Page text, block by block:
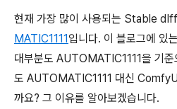
현재 가장 많이 사용되는 Stable
MATIC1111입니다. 이 블로그에 있
대부분도 AUTOMATIC1111을 기준
도 AUTOMATIC1111 대신
까요? 그 이유를 알아보겠습니다.